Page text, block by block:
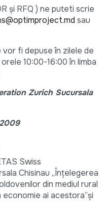
și RFQ ) ne puteti scrie
sau
fi depuse în zilele de
10:00-16:00 în limba
Zurich Sucursala
Swiss
Chisinau „Înțelegerea
din mediul rural
ai acestora”şi